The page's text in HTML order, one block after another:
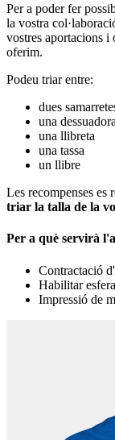
Per a poder fer
la vostra
vostres aportacions i
oferim.
Podeu triar entre:
dues
una dessuadora
una llibreta
una tassa
un llibre
Les recompenses es
triar la talla de la
Per a què servirà
Contractació
Habilitar
Impressió de